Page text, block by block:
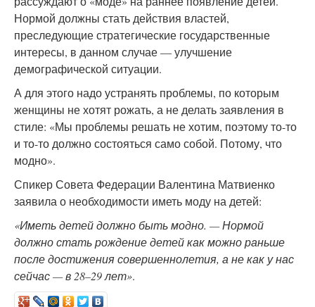
Нормой должны стать действия властей,
преследующие стратегические государственные
интересы, в данном случае — улучшение
демографической ситуации.
А для этого надо устранять проблемы, по которым
женщины не хотят рожать, а не делать заявления в
стиле: «Мы проблемы решать не хотим, поэтому то-то
и то-то должно состояться само собой. Потому, что
модно».
Спикер Совета Федерации Валентина Матвиенко
заявила о необходимости иметь моду на детей:
«Иметь детей должно быть модно. — Нормой
должно стать рождение детей как можно раньше
после достижения совершеннолетия, а не как у нас
сейчас — в 28–29 лет».